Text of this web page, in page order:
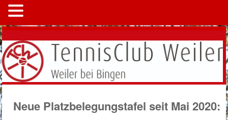
Neue Platzbelegungstafel seit Mai 2020: